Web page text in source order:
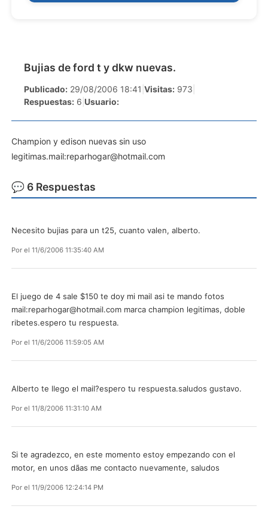
Bujias de ford t y dkw nuevas.
Publicado: 29/08/2006 18:41 Visitas: 973
Respuestas: 6 Usuario:
Champion y edison nuevas sin uso
legitimas.mail:reparhogar@hotmail.com
💬 6 Respuestas
Necesito bujias para un t25, cuanto valen, alberto.
Por el 11/6/2006 11:35:40 AM
El juego de 4 sale $150 te doy mi mail asi te mando fotos
mail:reparhogar@hotmail.com marca champion legitimas, doble
ribetes.espero tu respuesta.
Por el 11/6/2006 11:59:05 AM
Alberto te llego el mail?espero tu respuesta.saludos gustavo.
Por el 11/8/2006 11:31:10 AM
Si te agradezco, en este momento estoy empezando con el
motor, en unos dã­as me contacto nuevamente, saludos
Por el 11/9/2006 12:24:14 PM